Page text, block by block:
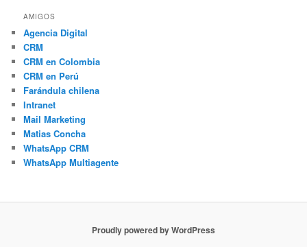
AMIGOS
Agencia Digital
CRM
CRM en Colombia
CRM en Perú
Farándula chilena
Intranet
Mail Marketing
Matias Concha
WhatsApp CRM
WhatsApp Multiagente
Proudly powered by WordPress